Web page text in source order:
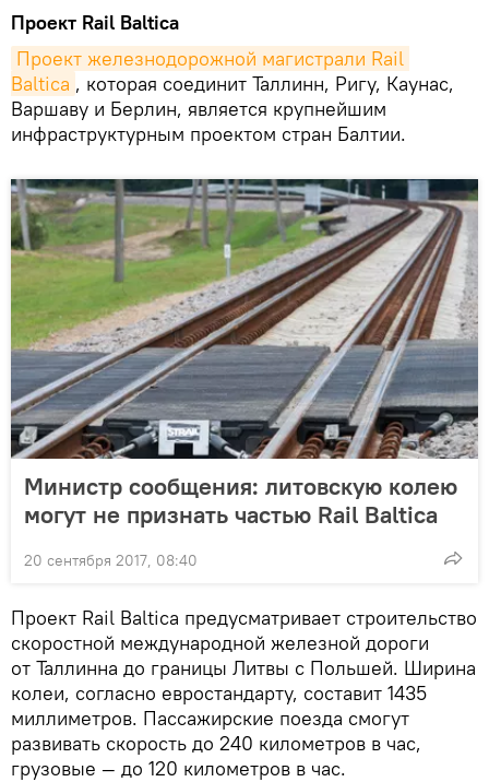
Проект Rail Baltica
Проект железнодорожной магистрали Rail
Baltica , которая соединит Таллинн, Ригу, Каунас,
Варшаву и Берлин, является крупнейшим
инфраструктурным проектом стран Балтии.
Министр сообщения: литовскую колею
могут не признать частью Rail Baltica
20 сентября 2017, 08:40
Проект Rail Baltica предусматривает строительство
скоростной международной железной дороги
от Таллинна до границы Литвы с Польшей. Ширина
колеи, согласно евростандарту, составит 1435
миллиметров. Пассажирские поезда смогут
развивать скорость до 240 километров в час,
грузовые — до 120 километров в час.